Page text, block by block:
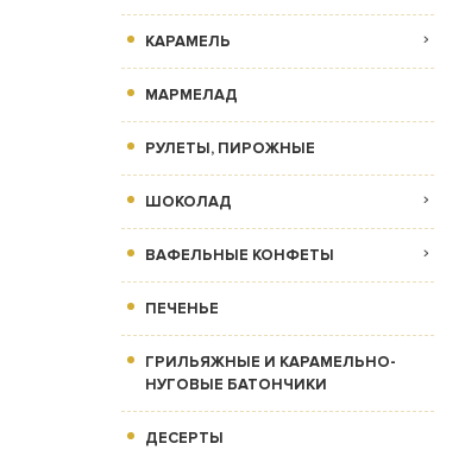
КАРАМЕЛЬ
МАРМЕЛАД
РУЛЕТЫ, ПИРОЖНЫЕ
ШОКОЛАД
ВАФЕЛЬНЫЕ КОНФЕТЫ
ПЕЧЕНЬЕ
ГРИЛЬЯЖНЫЕ И КАРАМЕЛЬНО-
НУГОВЫЕ БАТОНЧИКИ
ДЕСЕРТЫ